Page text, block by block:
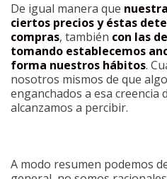
De igual manera que
ciertos precios y éstas
compras, también con las
tomando establecemos
forma nuestros hábitos.
nosotros mismos de que
enganchados a esa creencia
alcanzamos a percibir.
A modo resumen podemos